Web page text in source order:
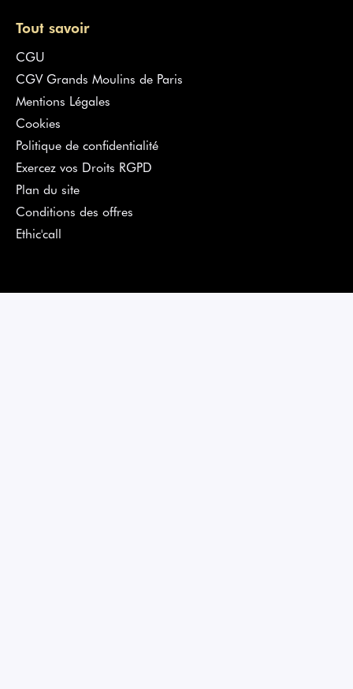
Tout savoir
CGU
CGV Grands Moulins de Paris
Mentions Légales
Cookies
Politique de confidentialité
Exercez vos Droits RGPD
Plan du site
Conditions des offres
Ethic'call